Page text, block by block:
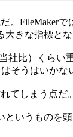
FileMaker
きな指標とな
社比）くら
そうはいかな
しまう点
いうものを頭